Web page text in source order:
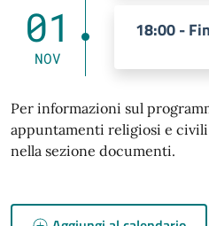
01
NOV
18:00 -
Per informazioni sul
appuntamenti religiosi e
nella sezione documenti.